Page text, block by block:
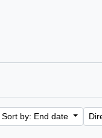
Sort by: End date